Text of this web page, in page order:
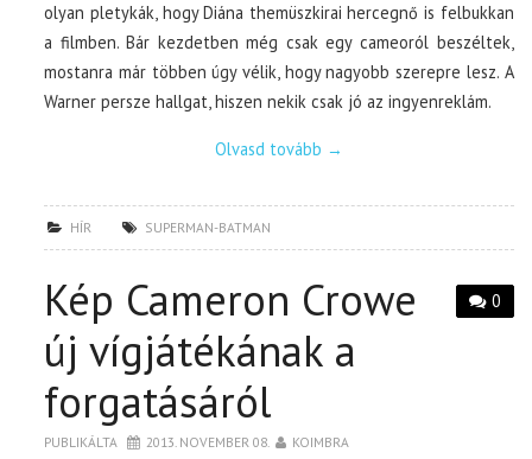
olyan pletykák, hogy Diána themüszkirai hercegnő is felbukkan
a filmben. Bár kezdetben még csak egy cameoról beszéltek,
mostanra már többen úgy vélik, hogy nagyobb szerepre lesz. A
Warner persze hallgat, hiszen nekik csak jó az ingyenreklám.
Olvasd tovább →
HÍR SUPERMAN-BATMAN
0
Kép Cameron Crowe
új vígjátékának a
forgatásáról
PUBLIKÁLTA 2013. NOVEMBER 08. KOIMBRA